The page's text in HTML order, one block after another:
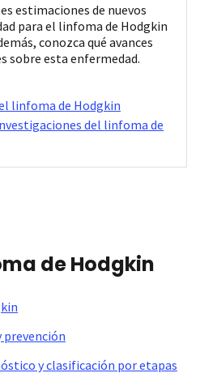
estimaciones de nuevos
para el linfoma de Hodgkin
conozca qué avances
sobre esta enfermedad.
linfoma de Hodgkin
del linfoma de
de Hodgkin
prevención
y clasificación por etapas